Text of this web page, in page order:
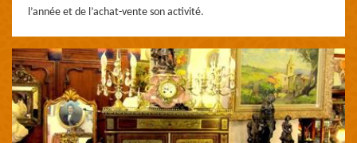
l’année et de l’achat-vente son activité.